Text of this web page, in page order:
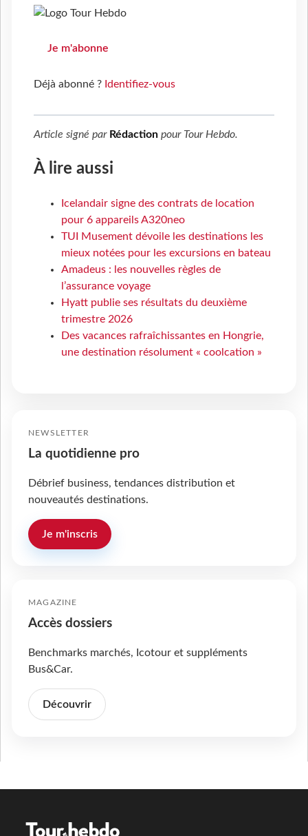
Je m'abonne
Déjà abonné ? Identifiez-vous
Article signé par Rédaction pour Tour Hebdo.
À lire aussi
Icelandair signe des contrats de location
pour 6 appareils A320neo
TUI Musement dévoile les destinations les
mieux notées pour les excursions en bateau
Amadeus : les nouvelles règles de
l’assurance voyage
Hyatt publie ses résultats du deuxième
trimestre 2026
Des vacances rafraîchissantes en Hongrie,
une destination résolument « coolcation »
NEWSLETTER
La quotidienne pro
Débrief business, tendances distribution et
nouveautés destinations.
Je m'inscris
MAGAZINE
Accès dossiers
Benchmarks marchés, Icotour et suppléments
Bus&Car.
Découvrir